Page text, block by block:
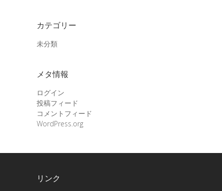
カテゴリー
未分類
メタ情報
ログイン
投稿フィード
コメントフィード
WordPress.org
リンク